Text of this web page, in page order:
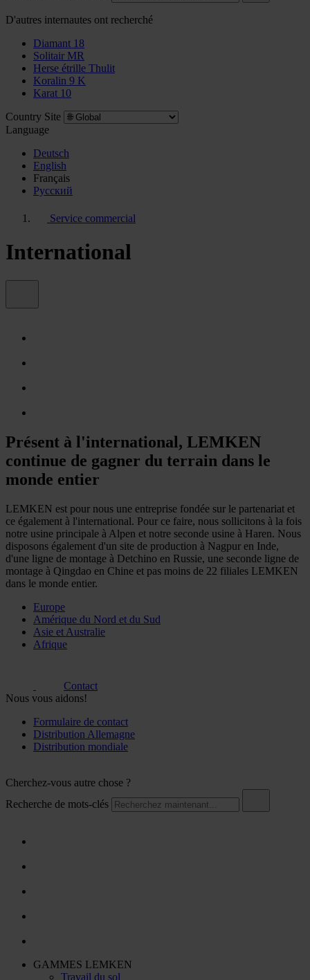
D'autres internautes ont recherché
Diamant 18
Solitair MR
Herse étrille Thulit
Koralin 9 K
Karat 10
Country Site
Language
Deutsch
English
Français
Pусский
Service commercial
International
Présent à l'international, LEMKEN
continue de gagner du terrain dans le
monde entier
LEMKEN est pour nous une entreprise fondée sur le partenariat et
ce également à l'international. Pour ce faire, nous sollicitons à la fois
notre usine principale à Alpen et notre seconde usine à Haren. Nous
disposons également d'un site de production à Nagpur en Inde,
d'une ligne de montage à Detchino en Russie, une seconde ligne de
montage à Qingdao en Chine et pas moins de 22 filiales LEMKEN
dans le monde entier.
Europe
Amérique du Nord et du Sud
Asie et Australie
Afrique
Contact
Nous vous aidons!
Formulaire de contact
Distribution Allemagne
Distribution mondiale
Cherchez-vous autre chose ?
Recherche de mots-clés
GAMMES LEMKEN
Travail du sol